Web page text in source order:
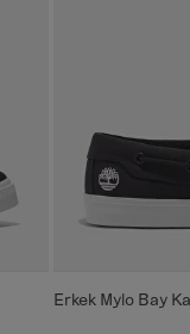
Erkek Mylo Bay